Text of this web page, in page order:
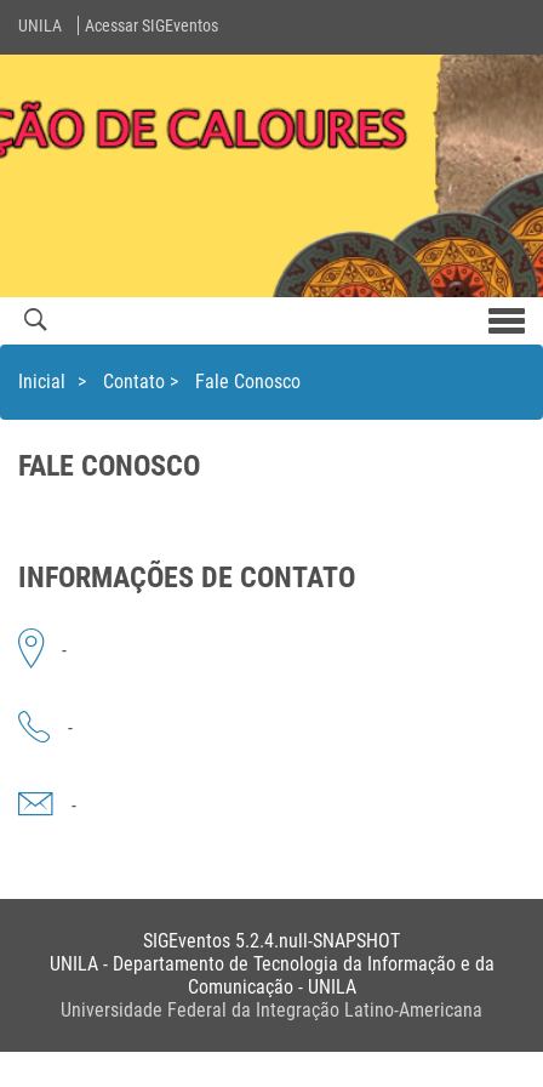
UNILA Acessar SIGEventos
Inicial > Contato > Fale Conosco
FALE CONOSCO
INFORMAÇÕES DE CONTATO
-
-
-
SIGEventos 5.2.4.null-SNAPSHOT
UNILA - Departamento de Tecnologia da Informação e da
Comunicação - UNILA
Universidade Federal da Integração Latino-Americana